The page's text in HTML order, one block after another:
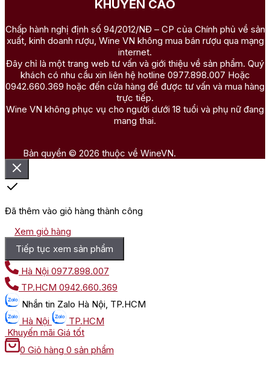
KHUYẾN CÁO
Chấp hành nghị định số 94/2012/NĐ – CP của Chính phủ về sản
xuất, kinh doanh rượu, Wine VN không mua bán rượu qua mạng
internet.
Đây chỉ là một trang web tư vấn và giới thiệu về sản phẩm. Quý
khách có nhu cầu xin liên hệ hotline 0977.898.007 Hoặc
0942.660.369 hoặc đến cửa hàng để được tư vấn và mua hàng
trực tiếp.
Wine VN không phục vụ cho người dưới 18 tuổi và phụ nữ đang
mang thai.
Bản quyền © 2026 thuộc về WineVN.
Đã thêm vào giỏ hàng thành công
Xem giỏ hàng
Tiếp tục xem sản phẩm
Hà Nội 0977.898.007
TP.HCM 0942.660.369
Nhắn tin Zalo Hà Nội, TP.HCM
Hà Nội
TP.HCM
Khuyến mãi Giá tốt
0 Giỏ hàng 0 sản phẩm